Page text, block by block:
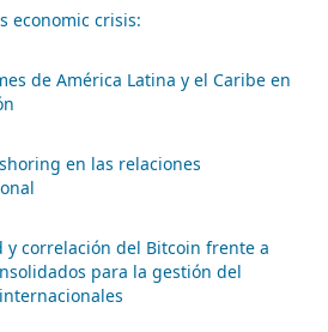
economic crisis:
de América Latina y el Caribe en
en las relaciones
correlación del Bitcoin frente a
para la gestión del